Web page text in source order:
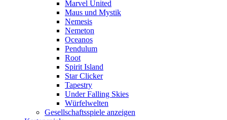
Marvel United
Maus und Mystik
Nemesis
Nemeton
Oceanos
Pendulum
Root
Spirit Island
Star Clicker
Tapestry
Under Falling Skies
Würfelwelten
Gesellschaftsspiele anzeigen